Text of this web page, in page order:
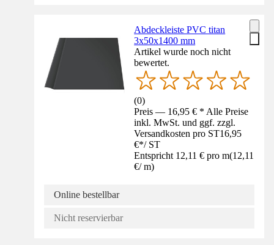
Abdeckleiste PVC titan
3x50x1400 mm
Artikel wurde noch nicht
bewertet.
(0)
Preis — 16,95 € * Alle Preise
inkl. MwSt. und ggf. zzgl.
Versandkosten pro ST16,95
€*/ ST
Entspricht 12,11 € pro m(12,11
€/ m)
Online bestellbar
Nicht reservierbar